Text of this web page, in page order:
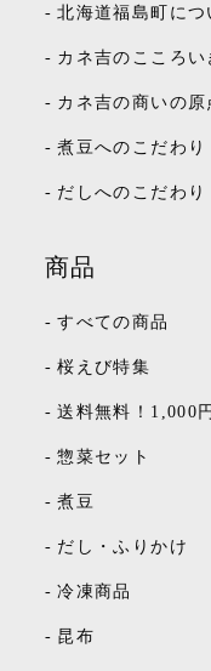
- 北海道福島町につ
- カネ吉のこころい
- カネ吉の商いの原
- 煮豆へのこだわり
- だしへのこだわり
商品
- すべての商品
- 桜えび特集
- 送料無料！1,000
- 惣菜セット
- 煮豆
- だし・ふりかけ
- 冷凍商品
- 昆布